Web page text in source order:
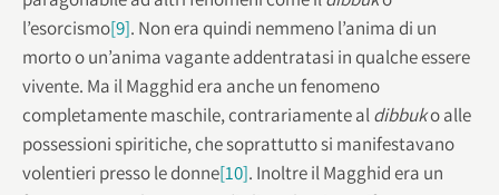
l’esorcismo[9]. Non era quindi nemmeno l’anima di un
morto o un’anima vagante addentratasi in qualche essere
vivente. Ma il Magghid era anche un fenomeno
completamente maschile, contrariamente aldibbuko alle
possessioni spiritiche, che soprattutto si manifestavano
volentieri presso le donne[10]. Inoltre il Magghid era un